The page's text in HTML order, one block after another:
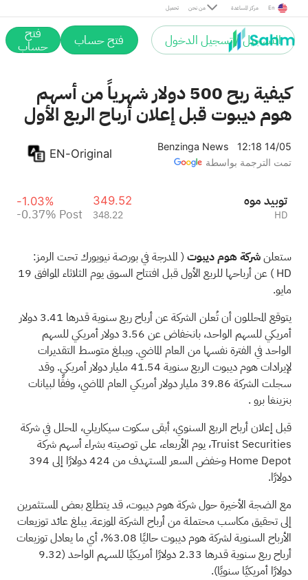
تحميل من نحن مركز المساعدة En
التسجيل / تسجيل الدخول فتح حساب فتح
حساب
كيفية ربح 500 دولار شهرياً من أسهم
هوم ديبوت قبل إعلان أرباح الربع الأول
Benzinga News
12:18 14/05
تمت الترجمة بواسطة
EN-Original
هوم ديبوت
HD
349.52
348.22
-1.03%
-0.37% Post
ستعلنشركة هوم ديبوت( المدرجة في بورصة نيويورك تحت الرمز:
HD ) عن أرباحها للربع الأول قبل افتتاح
السوق يوم الثلاثاء الموافق 19
مايو.
يتوقع المحللون أن تُعلن الشركة عن أرباح ربع سنوية قدرها 3.41 دولار
أمريكي للسهم الواحد، بانخفاض عن 3.56 دولار أمريكي للسهم
الواحد في الفترة نفسها من العام الماضي. ويبلغ متوسط التقديرات
لإيرادات هوم ديبوت الربع سنوية 41.54 مليار دولار أمريكي. وقد
سجلت الشركة 39.86 مليار دولار أمريكي العام الماضي، وفقًا
لبيانات
بنزينغا برو.
قبل إعلان أرباح الربع السنوي، أبقى سكوت سيكاريلي، المحلل في شركة
Truist Securities، يوم الأربعاء، على توصيته بشراء أسهم شركة
Home Depot وخفض السعر المستهدف من 424 دولارًا إلى 394
دولارًا.
مع الضجة الأخيرة حول شركة هوم ديبوت، قد يتطلع بعض المستثمرين
إلى تحقيق مكاسب محتملة من أرباح الشركة الموزعة. يبلغ عائد توزيعات
الأرباح السنوية لشركة هوم ديبوت حاليًا 3.08%، أي ما يعادل توزيعات
أرباح ربع سنوية قدرها 2.33 دولارًا أمريكيًا للسهم الواحد (9.32
دولارًا أمريكيًا سنويًا).